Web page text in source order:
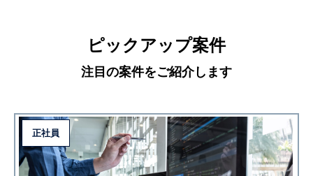
ピックアップ案件
注目の案件をご紹介します
正社員